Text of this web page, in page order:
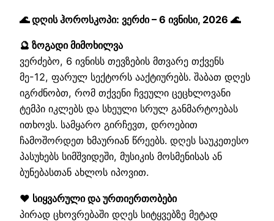
🌊 დღის ჰოროსკოპი: ვერძი – 6 ივნისი, 2026 🌊
🔮 ზოგადი მიმოხილვა
ვერძებო, 6 ივნისს თევზების მთვარე თქვენს
მე-12, ფარულ სექტორს ააქტიურებს. შაბათ დღეს
იგრძნობთ, რომ თქვენი ჩვეული ცეცხლოვანი
ტემპი იკლებს და სხეული სრულ განმარტოებას
ითხოვს. სამყარო გირჩევთ, დროებით
ჩამოშორდეთ ხმაურიან წრეებს. დღეს საუკეთესო
პასუხებს სიმშვიდეში, მუსიკის მოსმენისას ან
ბუნებასთან ახლოს იპოვით.
❤️ სიყვარული და ურთიერთობები
პირად ცხოვრებაში დღეს სიტყვებზე მეტად